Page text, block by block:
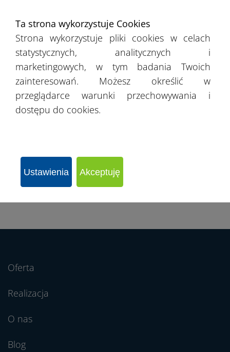
Śląskie ›
Świętokrzyskie ›
Warmińsko-mazurskie
Zachodniopomorskie
Łódzkie
Oferta
Realizacja
O nas
Blog
Ta strona wykorzystuje Cookies
Strona wykorzystuje pliki cookies w celach
statystycznych, analitycznych i
marketingowych, w tym badania Twoich
zainteresowań. Możesz określić w
przeglądarce warunki przechowywania i
dostępu do cookies.
Ustawienia Akceptuję